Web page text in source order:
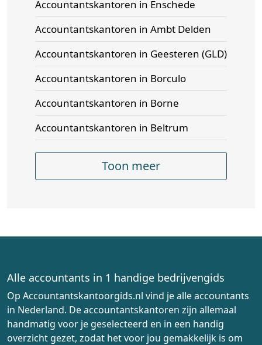
Accountantskantoren in Enschede
Accountantskantoren in Ambt Delden
Accountantskantoren in Geesteren (GLD)
Accountantskantoren in Borculo
Accountantskantoren in Borne
Accountantskantoren in Beltrum
Toon meer
Alle accountants in 1 handige bedrijvengids
Op Accountantskantoorgids.nl vind je alle accountants
in Nederland. De accountantskantoren zijn allemaal
handmatig voor je geselecteerd en in een handig
overzicht gezet, zodat het voor jou gemakkelijk is om